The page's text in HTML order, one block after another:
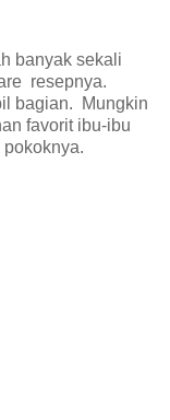
banyak sekali
resepnya.
bagian. Mungkin
favorit ibu-ibu